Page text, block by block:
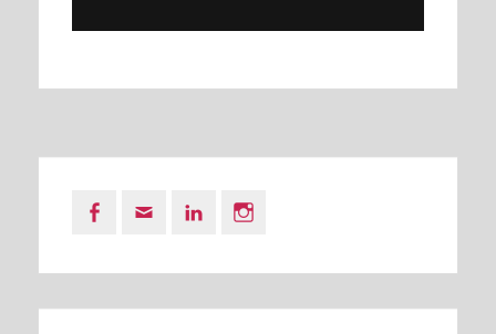
Facebook
Email LinkedIn